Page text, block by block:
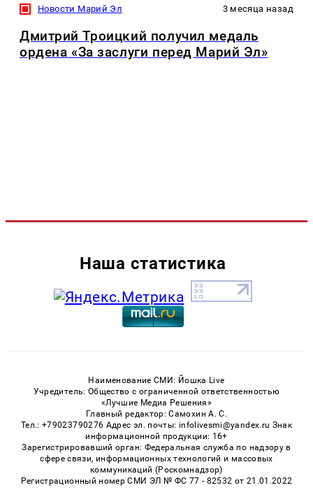
Новости Марий Эл 3 месяца назад
Дмитрий Троицкий получил медаль
ордена «За заслуги перед Марий Эл»
Наша статистика
Наименование СМИ: Йошка Live
Учредитель: Общество с ограниченной ответственностью
«Лучшие Медиа Решения»
Главный редактор: Самохин А. С.
Тел.: +79023790276 Адрес эл. почты: infolivesmi@yandex.ru Знак
информационной продукции: 16+
Зарегистрировавший орган: Федеральная служба по надзору в
сфере связи, информационных технологий и массовых
коммуникаций (Роскомнадзор)
Регистрационный номер СМИ ЭЛ № ФС 77 - 82532 от 21.01.2022